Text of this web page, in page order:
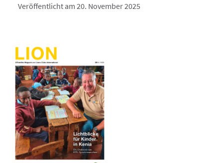
Veröffentlicht am 20. November 2025